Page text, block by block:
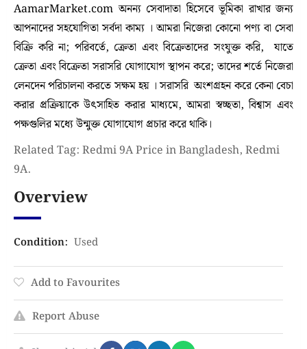
AamarMarket.com অনন্য সেবাদাতা হিসেবে ভূমিকা রাখার জন্য
আপনাদের সহযোগিতা সর্বদা কাম্য । আমরা নিজেরা কোনো পণ্য বা সেবা
বিক্রি করি না; পরিবর্তে, ক্রেতা এবং বিক্রেতাদের সংযুক্ত করি, যাতে
ক্রেতা এবং বিক্রেতা সরাসরি যোগাযোগ স্থাপন করে; তাদের শর্তে নিজেরা
লেনদেন পরিচালনা করতে সক্ষম হয় । সরাসরি অংশগ্রহন করে কেনা বেচা
করার প্রক্রিয়াকে উৎসাহিত করার মাধ্যমে, আমরা স্বচ্ছতা, বিশ্বাস এবং
পক্ষগুলির মধ্যে উন্মুক্ত যোগাযোগ প্রচার করে থাকি।
Related Tag: Redmi 9A Price in Bangladesh, Redmi
9A.
Overview
Condition: Used
Add to Favourites
Report Abuse